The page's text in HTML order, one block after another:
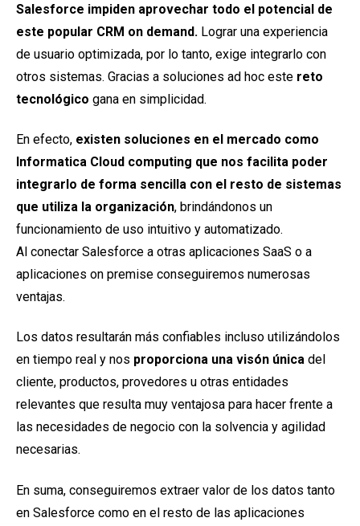
Salesforce impiden aprovechar todo el potencial de
este popular CRM on demand. Lograr una experiencia
de usuario optimizada, por lo tanto, exige integrarlo con
otros sistemas. Gracias a soluciones ad hoc este reto
tecnológico gana en simplicidad.
En efecto, existen soluciones en el mercado como
Informatica Cloud computing que nos facilita poder
integrarlo de forma sencilla con el resto de sistemas
que utiliza la organización, brindándonos un
funcionamiento de uso intuitivo y automatizado.
Al conectar Salesforce a otras aplicaciones SaaS o a
aplicaciones on premise conseguiremos numerosas
ventajas.
Los datos resultarán más confiables incluso utilizándolos
en tiempo real y nos proporciona una visón única del
cliente, productos, provedores u otras entidades
relevantes que resulta muy ventajosa para hacer frente a
las necesidades de negocio con la solvencia y agilidad
necesarias.
En suma, conseguiremos extraer valor de los datos tanto
en Salesforce como en el resto de las aplicaciones